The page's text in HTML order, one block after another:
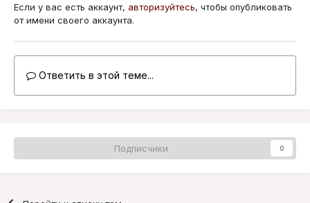
Если у вас есть аккаунт, авторизуйтесь, чтобы опубликовать
от имени своего аккаунта.
Ответить в этой теме...
Подписчики 0